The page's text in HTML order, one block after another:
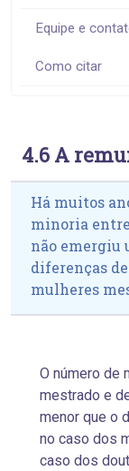
Equipe e
Como citar
4.6 A
Há muitos
minoria
não emergiu
diferenças
mulheres
O número de
mestrado e
menor que o
no caso dos
caso dos